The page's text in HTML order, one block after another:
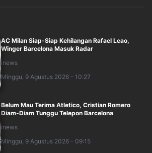
AC Milan Siap-Siap Kehilangan Rafael Leao,
Winger Barcelona Masuk Radar
inews
Minggu, 9 Agustus 2026 - 10:27
Belum Mau Terima Atletico, Cristian Romero
Diam-Diam Tunggu Telepon Barcelona
inews
Minggu, 9 Agustus 2026 - 09:15